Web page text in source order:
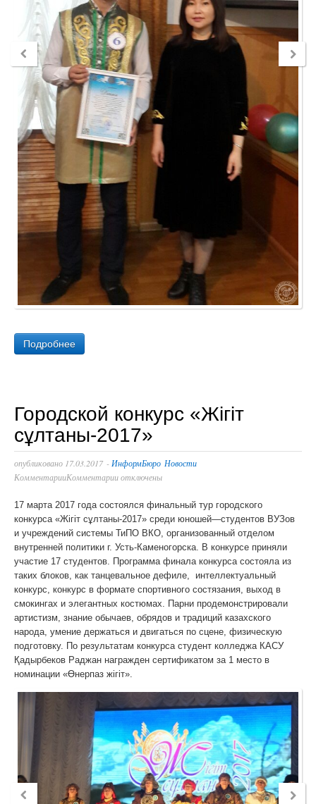
Подробнее
Городской конкурс «Жігіт
сұлтаны-2017»
опубликовано 17.03.2017 - ИнформБюро Новости
КомментарииКомментарии отключены
17 марта 2017 года состоялся финальный тур городского
конкурса «Жігіт сұлтаны-2017» среди юношей—студентов ВУЗов
и учреждений системы ТиПО ВКО, организованный отделом
внутренней политики г. Усть-Каменогорска. В конкурсе приняли
участие 17 студентов. Программа финала конкурса состояла из
таких блоков, как танцевальное дефиле, интеллектуальный
конкурс, конкурс в формате спортивного состязания, выход в
смокингах и элегантных костюмах. Парни продемонстрировали
артистизм, знание обычаев, обрядов и традиций казахского
народа, умение держаться и двигаться по сцене, физическую
подготовку. По результатам конкурса студент колледжа КАСУ
Қадырбеков Раджан награжден сертификатом за 1 место в
номинации «Өнерпаз жігіт».